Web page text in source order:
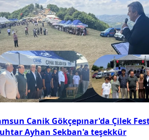
Canik Gökçepınar'da Çilek
Ayhan Sekban'a teşekkür